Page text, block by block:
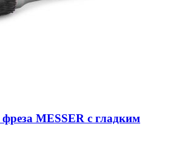
MESSER с гладким